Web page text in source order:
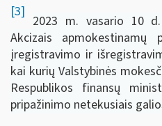
[3]
2023 m. vasario 10
Akcizais
įregistravimo ir
kai kurių Valstybinės
Respublikos finansų
pripažinimo netekusiais